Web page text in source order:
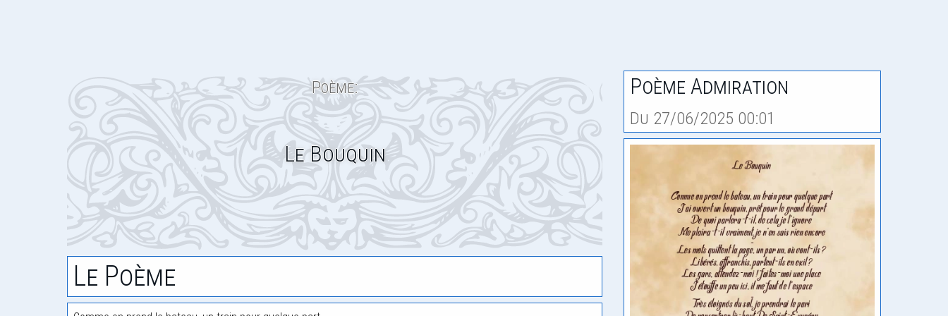
Poème:
Le Bouquin
Le Poème
Poème Admiration
Du 27/06/2025 00:01